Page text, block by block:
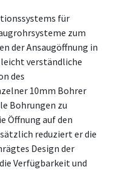
für
zum
der Ansaugöffnung in
verständliche
des
10mm Bohrer
Bohrungen zu
Öffnung auf den
reduziert er die
Design der
Verfügbarkeit und